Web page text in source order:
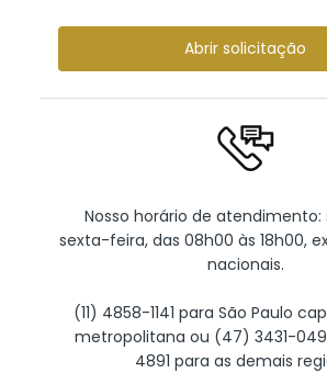
Abrir solicitação
Nosso horário de atendimento:
sexta-feira, das 08h00 às 18h00,
nacionais.
(11) 4858-1141 para São Paulo
metropolitana ou (47) 3431-
4891 para as demais